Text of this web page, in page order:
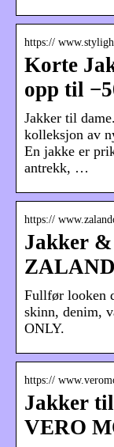
https://
Korte
opp til
Jakker til
kolleksjon av
En jakke er
antrekk, …
https://
Jakker &
Fullfør looken
skinn, denim,
ONLY.
https://
Jakker
VERO